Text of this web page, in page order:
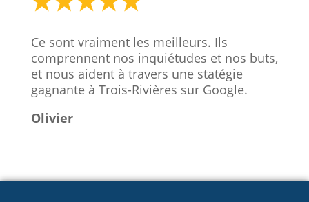
Ce sont vraiment les meilleurs. Ils
comprennent nos inquiétudes et nos buts,
et nous aident à travers une statégie
gagnante à Trois-Rivières sur Google.
Olivier